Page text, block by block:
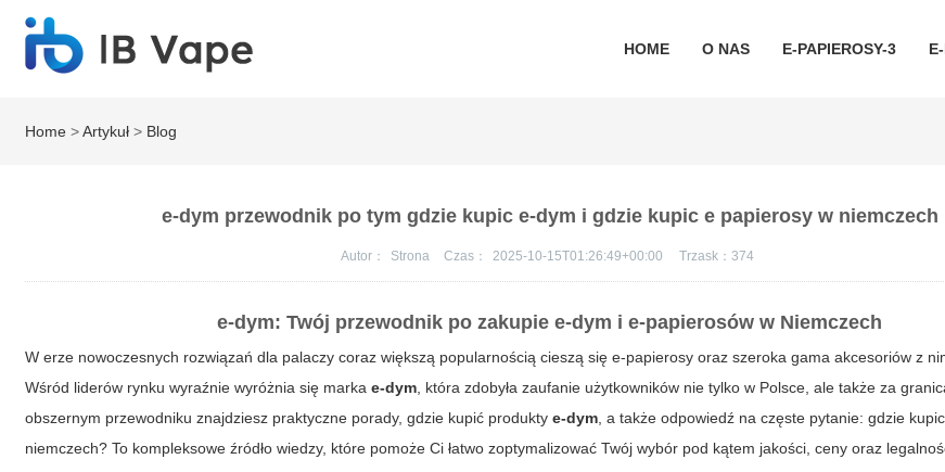
HOME O NAS E-PAPIEROSY-3
Home >Artykuł > Blog
e-dym przewodnik po tym gdzie kupic e-dym i gdzie kupic e papierosy w niemczech
Autor： Strona Czas： 2025-10-15T01:26:49+00:00 Trzask： 374
e-dym: Twój przewodnik po zakupie e-dym i e-papierosów w Niemczech
W erze nowoczesnych rozwiązań dla palaczy coraz większą popularnością cieszą się e-papierosy oraz szeroka gama akcesoriów z
Wśród liderów rynku wyraźnie wyróżnia się markae-dym , która zdobyła zaufanie użytkowników nie tylko w Polsce, ale także za
obszernym przewodniku znajdziesz praktyczne porady, gdzie kupić produktye-dym , a także odpowiedź na częste pytanie:gdzie
niemczech? To kompleksowe źródło wiedzy, które pomoże Ci łatwo zoptymalizować Twój wybór pod kątem jakości, ceny oraz